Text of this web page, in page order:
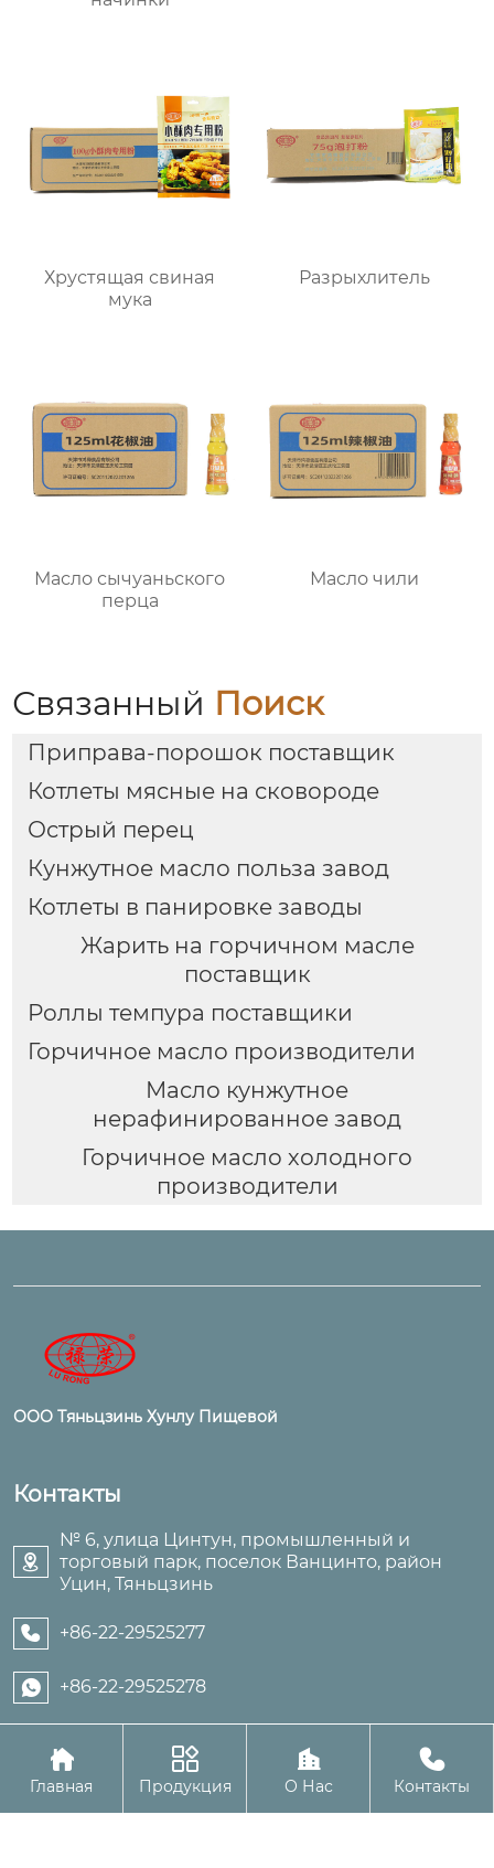
Хрустящая свиная
мука
Разрыхлитель
Масло сычуаньского
перца
Масло чили
Связанный Поиск
Приправа-порошок поставщик
Котлеты мясные на сковороде
Острый перец
Кунжутное масло польза завод
Котлеты в панировке заводы
Жарить на горчичном масле
поставщик
Роллы темпура поставщики
Горчичное масло производители
Масло кунжутное
нерафинированное завод
Горчичное масло холодного
производители
ООО Тяньцзинь Хунлу Пищевой
Контакты

№ 6, улица Цинтун, промышленный и
торговый парк, поселок Ванцинто, район
Уцин, Тяньцзинь
 +86-22-29525277
 +86-22-29525278
Авторское право©ООО Тяньцзинь Хунлу Пищевой

Главная

Продукция

О Нас

Контакты